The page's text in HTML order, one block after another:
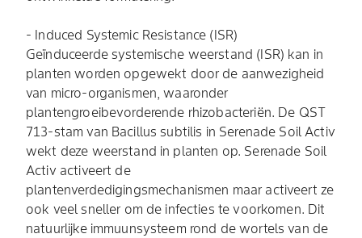
- Induced Systemic Resistance (ISR)
Geïnduceerde systemische weerstand (ISR) kan in
planten worden opgewekt door de aanwezigheid
van micro-organismen, waaronder
plantengroeibevorderende rhizobacteriën. De QST
713-stam van Bacillus subtilis in Serenade Soil Activ
wekt deze weerstand in planten op. Serenade Soil
Activ activeert de
plantenverdedigingsmechanismen maar activeert ze
ook veel sneller om de infecties te voorkomen. Dit
natuurlijke immuunsysteem rond de wortels van de